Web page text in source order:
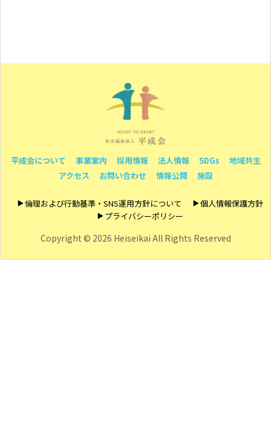
平成会について 事業案内 採用情報 法人情報 SDGs
地域共生
アクセス
お問い合わせ 情報公開 施設
倫理および行動基準・SNS運用方針について
個人情報保護方針
プライバシーポリシー
Copyright © 2026 Heiseikai All Rights Reserved